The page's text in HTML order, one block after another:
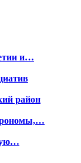
и…
район